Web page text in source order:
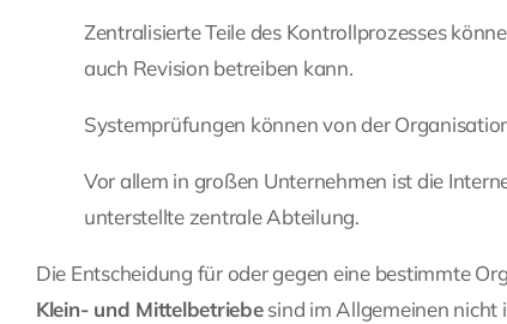
Zentralisierte Teile des Kontrollprozesses
auch Revision betreiben kann.
Systemprüfungen können von der
Vor allem in großen Unternehmen ist die
unterstellte zentrale Abteilung.
Die Entscheidung für oder gegen eine bestimmte
Klein- und Mittelbetriebesind im Allgemeinen nicht